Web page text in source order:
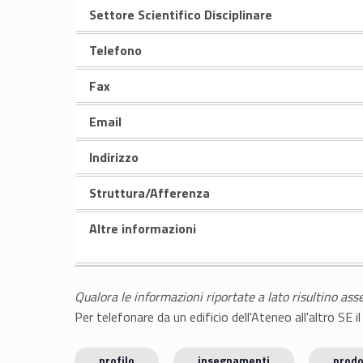
Settore Scientifico Disciplinare
Telefono
Fax
Email
Indirizzo
Struttura/Afferenza
Altre informazioni
Qualora le informazioni riportate a lato risultino
Per telefonare da un edificio dell'Ateneo all'altro